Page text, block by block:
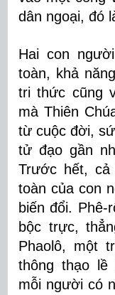
dân ngoại, đó
Hai con
toàn, khả
tri thức cũng
mà Thiên
từ cuộc đời,
tử đạo gần
Trước hết,
toàn của con
biến đổi.
bộc trực,
Phaolô, một
thông thạo lề
mỗi người có